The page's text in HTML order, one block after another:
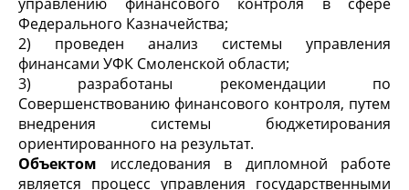
Федерального Казначейства;
2) проведен анализ системы управления
финансами УФК Смоленской области;
3) разработаны рекомендации по
Совершенствованию финансового контроля, путем
внедрения системы бюджетирования
ориентированного на результат.
Объектом исследования в дипломной работе
является процесс управления государственными